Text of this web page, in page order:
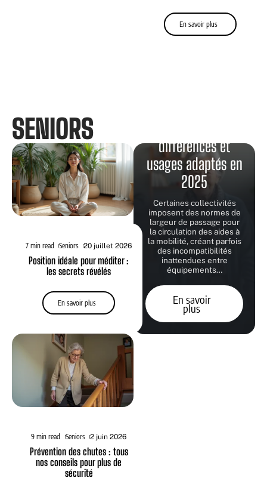
En savoir plus
SENIORS
7 min read Seniors 20 juillet 2026
Position idéale pour méditer :
les secrets révélés
En savoir plus
9 min read Seniors 2 juin 2026
Prévention des chutes : tous
nos conseils pour plus de
sécurité
différences et
usages adaptés en
2025
Certaines collectivités
imposent des normes de
largeur de passage pour
la circulation des aides à
la mobilité, créant parfois
des incompatibilités
inattendues entre
équipements…
En savoir
plus